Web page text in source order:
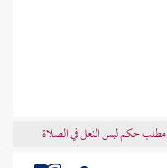
مطلب حكم لبس النعل في الصلاة